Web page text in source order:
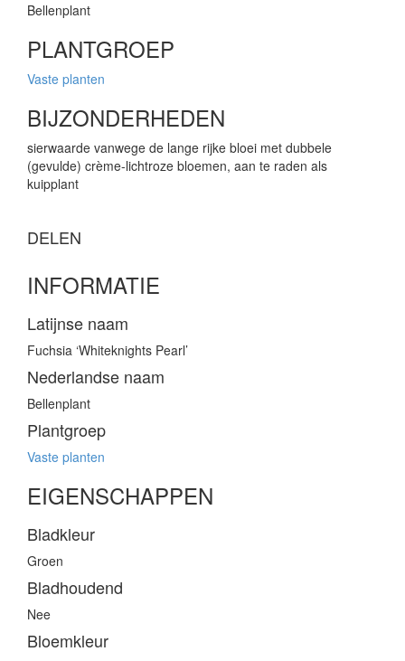
Bellenplant
PLANTGROEP
Vaste planten
BIJZONDERHEDEN
sierwaarde vanwege de lange rijke bloei met dubbele
(gevulde) crème-lichtroze bloemen, aan te raden als
kuipplant
DELEN
INFORMATIE
Latijnse naam
Fuchsia ‘Whiteknights Pearl’
Nederlandse naam
Bellenplant
Plantgroep
Vaste planten
EIGENSCHAPPEN
Bladkleur
Groen
Bladhoudend
Nee
Bloemkleur